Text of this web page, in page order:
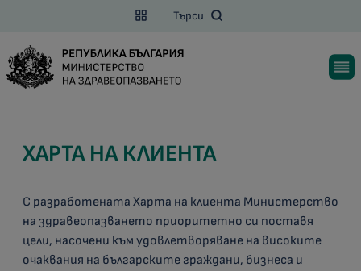
Търси
ХАРТА НА КЛИЕНТА
С разработената Харта на клиента Министерство
на здравеопазването приоритетно си поставя
цели, насочени към удовлетворяване на високите
очаквания на българските граждани, бизнеса и